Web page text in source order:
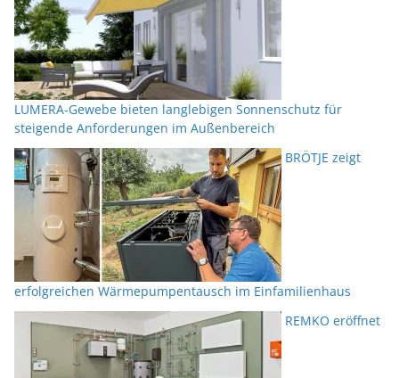
LUMERA-Gewebe bieten langlebigen Sonnenschutz für
steigende Anforderungen im Außenbereich
BRÖTJE zeigt
erfolgreichen Wärmepumpentausch im Einfamilienhaus
REMKO eröffnet